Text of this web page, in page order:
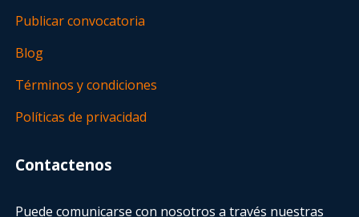
Publicar convocatoria
Blog
Términos y condiciones
Políticas de privacidad
Contactenos
Puede comunicarse con nosotros a través nuestras